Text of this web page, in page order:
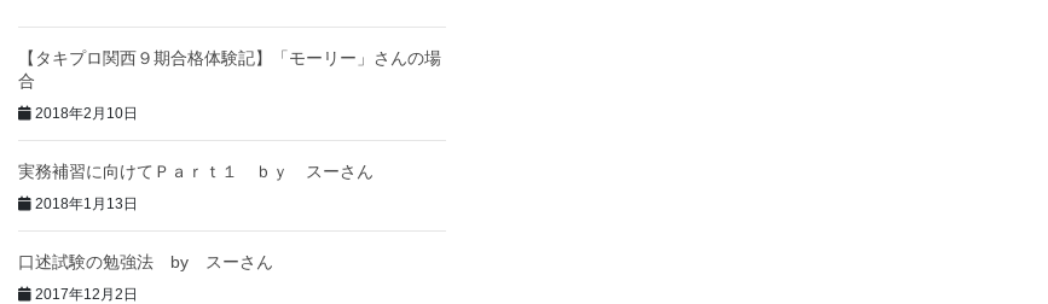
【タキプロ関西９期合格体験記】「モーリー」さんの場
合
2018年2月10日
実務補習に向けてＰａｒｔ１ ｂｙ スーさん
2018年1月13日
口述試験の勉強法 by スーさん
2017年12月2日